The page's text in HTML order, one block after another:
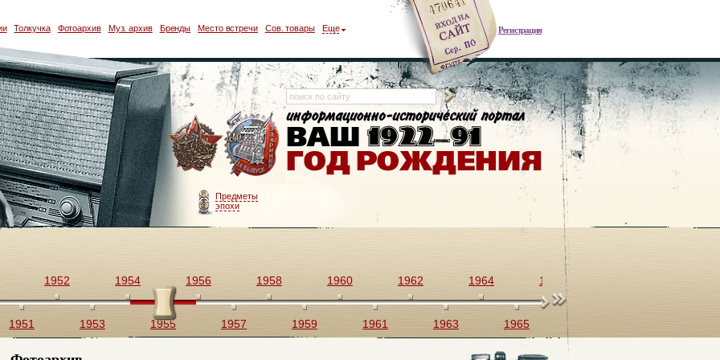
Регистрация
Толкучка Фотоархив Муз. архив Бренды Место встречи Сов. товары Еще
Предметы
эпохи
1951
1952
1953
1954
1955
1956
1957
1958
1959
1960
1961
1962
1963
1964
1965
1966